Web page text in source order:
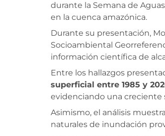
durante la Semana de
en la cuenca amazónica.
Durante su presentación,
Socioambiental
información científica de
Entre los hallazgos
superficial entre 1985 y
evidenciando una creciente
Asimismo, el análisis
naturales de inundación